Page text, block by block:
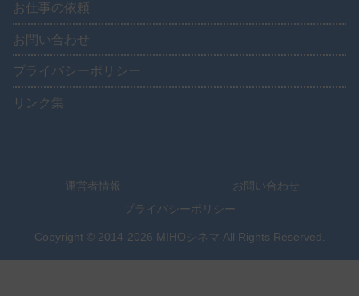
お仕事の依頼
お問い合わせ
プライバシーポリシー
リンク集
運営者情報
お問い合わせ
プライバシーポリシー
Copyright © 2014-2026 MIHOシネマ All Rights Reserved.